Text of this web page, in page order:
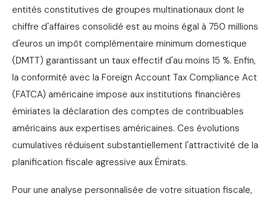
entités constitutives de groupes multinationaux dont le
chiffre d'affaires consolidé est au moins égal à 750 millions
d'euros un impôt complémentaire minimum domestique
(DMTT) garantissant un taux effectif d'au moins 15 %. Enfin,
la conformité avec la Foreign Account Tax Compliance Act
(FATCA) américaine impose aux institutions financières
émiriates la déclaration des comptes de contribuables
américains aux expertises américaines. Ces évolutions
cumulatives réduisent substantiellement l'attractivité de la
planification fiscale agressive aux Émirats.
Pour une analyse personnalisée de votre situation fiscale,